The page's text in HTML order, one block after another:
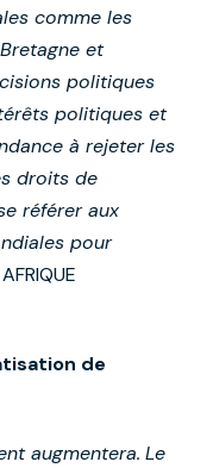
comme les
et
politiques
politiques et
à rejeter les
droits de
référer aux
pour
de
augmentera. Le